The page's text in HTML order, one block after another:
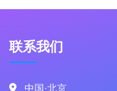
联系我们
中国·北京